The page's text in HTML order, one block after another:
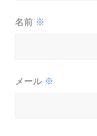
名前 ※
メール ※